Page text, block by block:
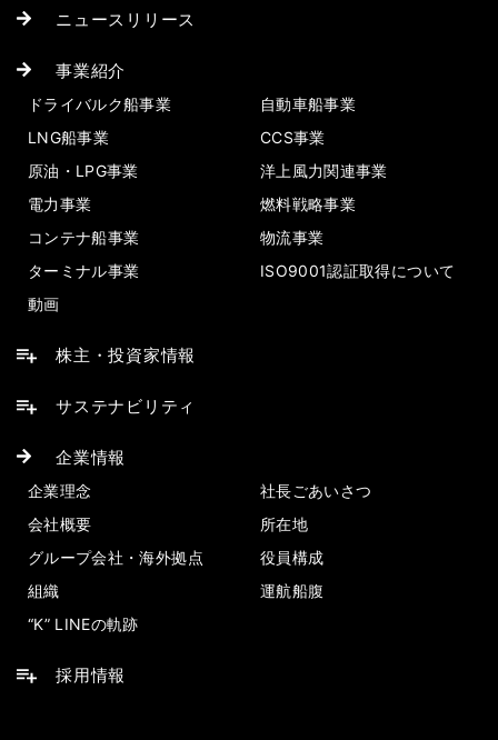
ニュースリリース
事業紹介
ドライバルク船事業
自動車船事業
LNG船事業
CCS事業
原油・LPG事業
洋上風力関連事業
電力事業
燃料戦略事業
コンテナ船事業
物流事業
ターミナル事業
ISO9001認証取得について
動画
株主・投資家情報
サステナビリティ
企業情報
企業理念
社長ごあいさつ
会社概要
所在地
グループ会社・海外拠点
役員構成
組織
運航船腹
“K” LINEの軌跡
採用情報